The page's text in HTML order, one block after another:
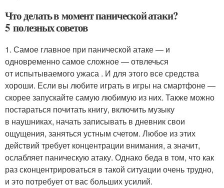
Что делать в момент панической атаки?
5 полезных советов
1. Самое главное при панической атаке — и
одновременно самое сложное — отвлечься
от испытываемого ужаса . И для этого все средства
хороши. Если вы любите играть в игры на смартфоне —
скорее запускайте самую любимую из них. Также можно
постараться почитать книгу, включить музыку
в наушниках, начать записывать в дневник свои
ощущения, заняться устным счетом. Любое из этих
действий требует концентрации внимания, а значит,
ослабляет паническую атаку. Однако беда в том, что как
раз сконцентрироваться в такой ситуации очень трудно,
и это потребует от вас больших усилий.